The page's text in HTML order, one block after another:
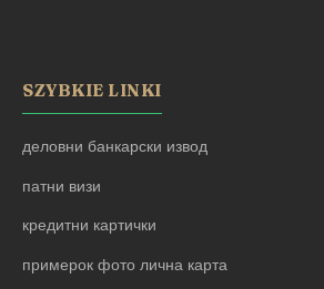
SZYBKIE LINKI
деловни банкарски извод
патни визи
кредитни картички
примерок фото лична карта